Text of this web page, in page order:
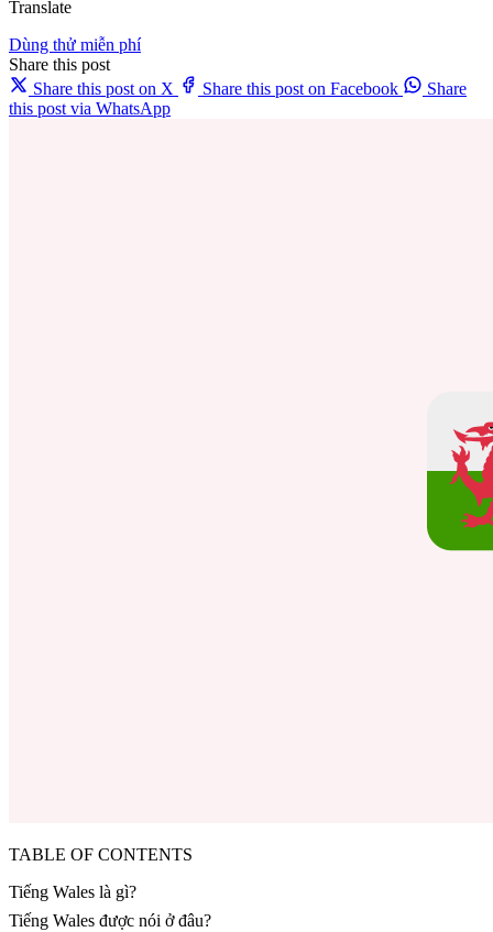
Translate
Dùng thử miễn phí
Share this post
Share this post on X
Share this post on Facebook
Share
this post via WhatsApp
TABLE OF CONTENTS
Tiếng Wales là gì?
Tiếng Wales được nói ở đâu?